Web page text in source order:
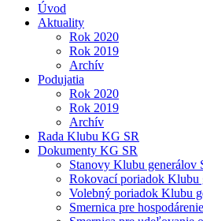
Úvod
Aktuality
Rok 2020
Rok 2019
Archív
Podujatia
Rok 2020
Rok 2019
Archív
Rada Klubu KG SR
Dokumenty KG SR
Stanovy Klubu generálov
Rokovací poriadok Klubu
Volebný poriadok Klubu
Smernica pre